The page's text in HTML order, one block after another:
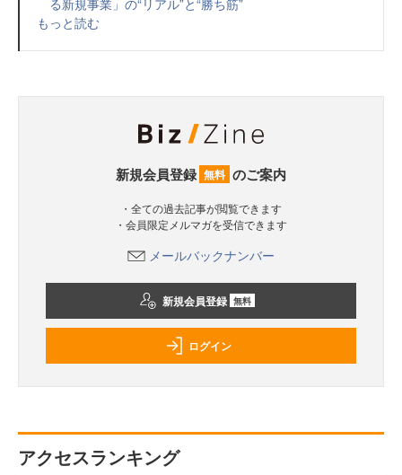
る新規事業」の“リアル”と“勝ち筋”
もっと読む
新規会員登録 無料 のご案内
・全ての過去記事が閲覧できます
・会員限定メルマガを受信できます
メールバックナンバー
新規会員登録 無料
ログイン
アクセスランキング